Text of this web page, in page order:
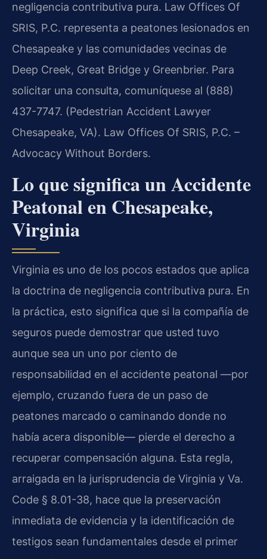
negligencia contributiva pura. Law Offices Of
SRIS, P.C. representa a peatones lesionados en
Chesapeake y las comunidades vecinas de
Deep Creek, Great Bridge y Greenbrier. Para
solicitar una consulta, comuníquese al (888)
437-7747. (Pedestrian Accident Lawyer
Chesapeake, VA). Law Offices Of SRIS, P.C. –
Advocacy Without Borders.
Lo que significa un Accidente
Peatonal en Chesapeake,
Virginia
Virginia es uno de los pocos estados que aplica
la doctrina de negligencia contributiva pura. En
la práctica, esto significa que si la compañía de
seguros puede demostrar que usted tuvo
aunque sea un uno por ciento de
responsabilidad en el accidente peatonal —por
ejemplo, cruzando fuera de un paso de
peatones marcado o caminando donde no
había acera disponible— pierde el derecho a
recuperar compensación alguna. Esta regla,
arraigada en la jurisprudencia de Virginia y Va.
Code § 8.01-38, hace que la preservación
inmediata de evidencia y la identificación de
testigos sean fundamentales desde el primer